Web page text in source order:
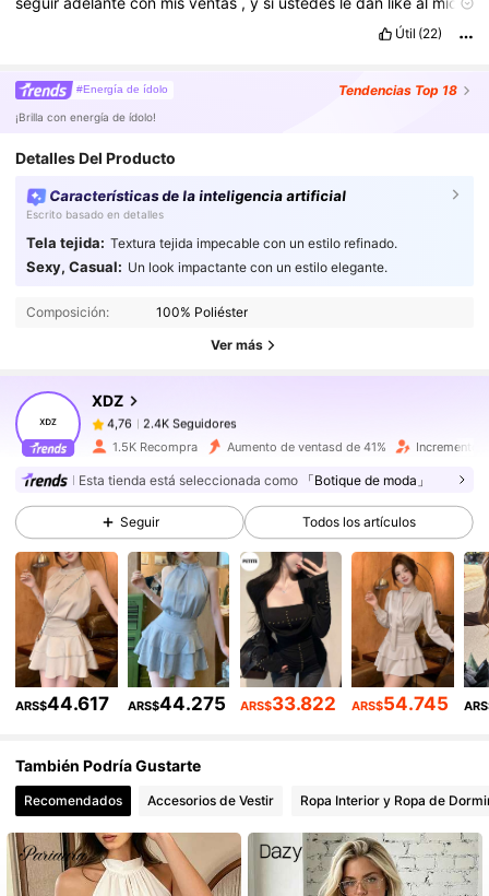
adelante.
leanbien
las
muybonita La recomiendoo
😍😍😍🥰😍😍🥰😍🥰🥰
😍🥰😍🤩😛🥰
😍😍😍🥰😍😍🥰😍🥰🥰😍
🥰😍🤩😛🥰eshermoso
🥰eshermos
Útil (22)
#Energía de ídolo Tendencias Top 18
¡Brilla con energía de ídolo!
Detalles Del Producto
Características de la inteligencia artificial
Escrito basado en detalles
Tela tejida: Textura tejida impecable con un estilo refinado.
Sexy, Casual: Un look impactante con un estilo elegante.
Composición: 100% Poliéster
Ver más
XDZ
4,76 2.4K Seguidores
4,76
r***0 seguidoHace 9 horas
4,76
2.4K Seguidores
4,76 2.4K Seguidores
4,76 2.4K Seguidores
4,76 2.4K Seguidores
4,76 2.4K Seguidores
4,76 2.4K Seguidores
1.5K Recompra Aumento de ventasd de 41% Incremento
Esta tienda está seleccionada como 「Botique de moda」
Seguir Todos los artículos
ARS$44.617 ARS$44.275 ARS$33.822 ARS$54.745
También Podría Gustarte
Recomendados Accesorios de Vestir Ropa Interior y Ropa de